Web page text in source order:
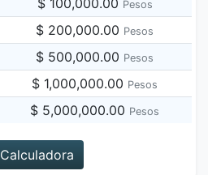
$ 100,000.00 Pesos
$ 200,000.00 Pesos
$ 500,000.00 Pesos
$ 1,000,000.00 Pesos
$ 5,000,000.00 Pesos
Calculadora